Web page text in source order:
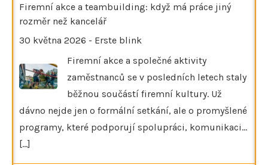
Firemní akce a teambuilding: když má práce jiný
rozměr než kancelář
30 května 2026 - Erste blink
Firemní akce a společné aktivity
zaměstnanců se v posledních letech staly
běžnou součástí firemní kultury. Už
dávno nejde jen o formální setkání, ale o promyšlené
programy, které podporují spolupráci, komunikaci…
[...]